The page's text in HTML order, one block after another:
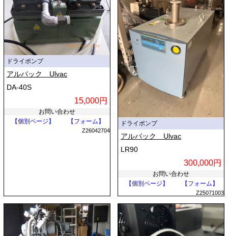
ドライポンプ
アルバック Ulvac
DA-40S
15,000円
お問い合わせ
【個別ページ】
【フォーム】
Z26042704
ドライポンプ
アルバック Ulvac
LR90
300,000円
お問い合わせ
【個別ページ】
【フォーム】
Z25071003